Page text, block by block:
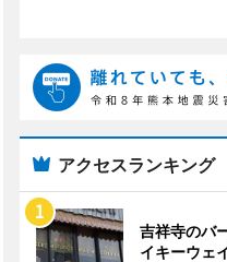
アクセスランキング
吉祥寺のバ
イキーウェ